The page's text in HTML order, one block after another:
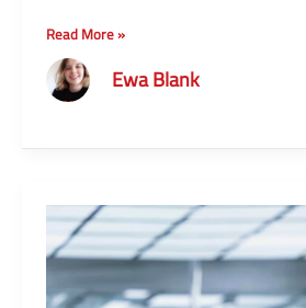
SpiceCRM
w
porównywarce
Read More »
Ewa Blank